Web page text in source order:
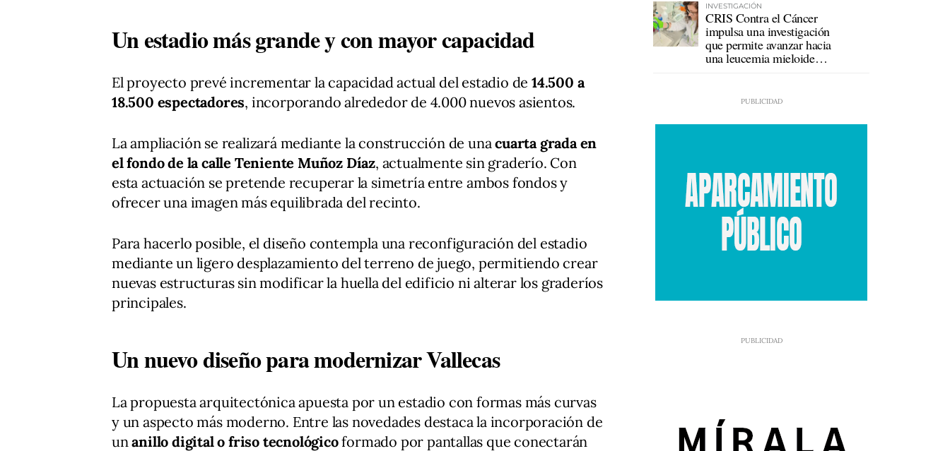
Un estadio más grande y con mayor capacidad
El proyecto prevé incrementar la capacidad actual del estadio de 14.500 a
18.500 espectadores, incorporando alrededor de 4.000 nuevos asientos.
La ampliación se realizará mediante la construcción de unacuarta grada en
el fondo de la calle Teniente Muñoz Díaz, actualmente sin graderío. Con
esta actuación se pretende recuperar la simetría entre ambos fondos y
ofrecer una imagen más equilibrada del recinto.
Para hacerlo posible, el diseño contempla una reconfiguración del estadio
mediante un ligero desplazamiento del terreno de juego, permitiendo crear
nuevas estructuras sin modificar la huella del edificio ni alterar los graderíos
principales.
Un nuevo diseño para modernizar Vallecas
La propuesta arquitectónica apuesta por un estadio con formas más curvas
y un aspecto más moderno. Entre las novedades destaca la incorporación de
unanillo digital o friso tecnológicoformado por pantallas que conectarán
INVESTIGACIÓN
CRIS Contra el Cáncer
impulsa una investigación
que permite avanzar hacia
una leucemia mieloide